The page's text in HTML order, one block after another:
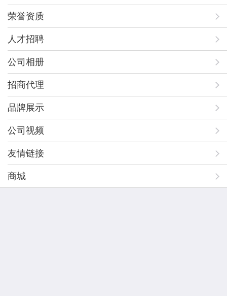
荣誉资质
人才招聘
公司相册
招商代理
品牌展示
公司视频
友情链接
商城